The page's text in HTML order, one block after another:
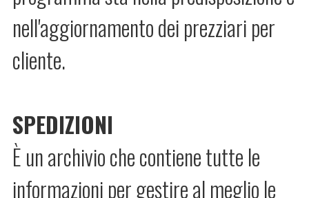
nell'aggiornamento dei prezziari per
cliente.
SPEDIZIONI
È un archivio che contiene tutte le
informazioni per gestire al meglio le